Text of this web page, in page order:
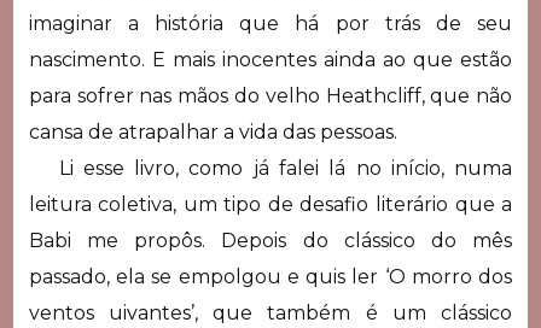
imaginar a história que há por trás de seu
nascimento. E mais inocentes ainda ao que estão
para sofrer nas mãos do velho Heathcliff, que não
cansa de atrapalhar a vida das pessoas.
Li esse livro, como já falei lá no início, numa
leitura coletiva, um tipo de desafio literário que a
Babi me propôs. Depois do clássico do mês
passado, ela se empolgou e quis ler ‘O morro dos
ventos uivantes’, que também é um clássico